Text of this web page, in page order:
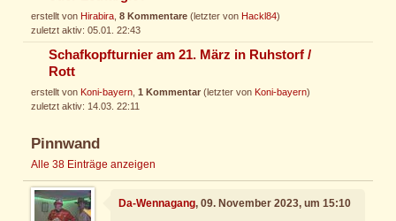
erstellt von Hirabira 8 Kommentare (letzter von Hackl84)
zuletzt aktiv: 05.01. 22:43
Schafkopfturnier am 21. März in Ruhstorf /
Rott
erstellt von Koni-bayern 1 Kommentar (letzter von Koni-bayern)
zuletzt aktiv: 14.03. 22:11
Pinnwand
Alle 38 Einträge anzeigen
Da-Wennagang, 09. November 2023, um 15:10